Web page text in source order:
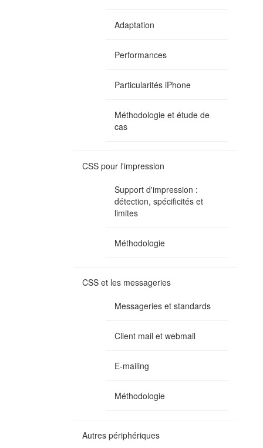
Adaptation
Performances
Particularités iPhone
Méthodologie et étude de
cas
CSS pour l'impression
Support d'impression :
détection, spécificités et
limites
Méthodologie
CSS et les messageries
Messageries et standards
Client mail et webmail
E-mailing
Méthodologie
Autres périphériques